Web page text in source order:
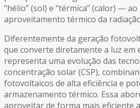
“hélio” (sol) e “térmica” (calor) —
aproveitamento térmico da
Diferentemente da geração
que converte diretamente a luz em
representa uma evolução das
concentração solar (CSP),
fotovoltaicos de alta eficiência e
armazenamento térmico. Essa
aproveitar de forma mais eficiente